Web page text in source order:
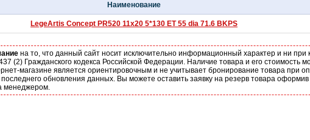
Наименование
LegeArtis Concept PR520 11x20 5*130 ET 55 dia 71.6 BKPS
на то, что данный сайт носит исключительно информационный характер и ни
(2) Гражданского кодекса Российской Федерации. Наличие товара и его стоимость
магазине является ориентировочным и не учитывает бронирование товара при
обновления данных. Вы можете оставить заявку на резерв товара
менеджером.